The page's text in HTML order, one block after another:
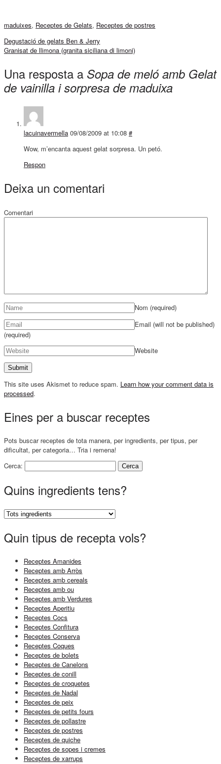
maduixes, Receptes de Gelats, Receptes de postres
Degustació de gelats Ben & Jerry
Granisat de llimona (granita siciliana di limoni)
Una resposta a Sopa de meló amb Gelat
de vainilla i sorpresa de maduixa
lacuinavermella 09/08/2009 at 10:08 #
Wow, m’encanta aquest gelat sorpresa. Un petó.
Respon
Deixa un comentari
Comentari
Nom (required)
Email (will not be published)
(required)
Website
This site uses Akismet to reduce spam. Learn how your comment data is
processed.
Eines per a buscar receptes
Pots buscar receptes de tota manera, per ingredients, per tipus, per
dificultat, per categoria… Tria i remena!
Cerca:
Quins ingredients tens?
Quin tipus de recepta vols?
Receptes Amanides
Receptes amb Arròs
Receptes amb cereals
Receptes amb ou
Receptes amb Verdures
Receptes Aperitiu
Receptes Cocs
Receptes Confitura
Receptes Conserva
Receptes Coques
Receptes de bolets
Receptes de Canelons
Receptes de conill
Receptes de croquetes
Receptes de Nadal
Receptes de peix
Receptes de petits fours
Receptes de pollastre
Receptes de postres
Receptes de quiche
Receptes de sopes i cremes
Receptes de xarrups